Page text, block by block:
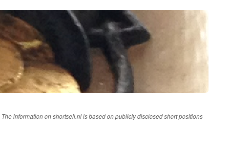
The information on shortsell.nl is based on publicly disclosed short positions